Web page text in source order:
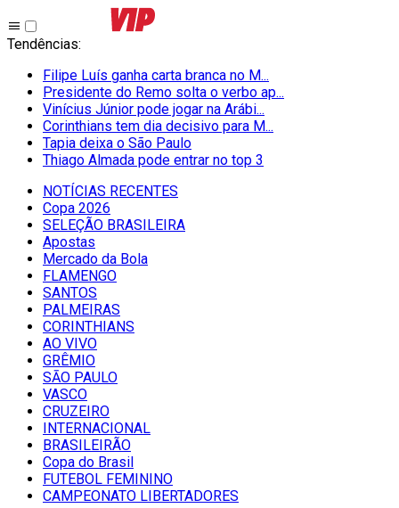
Tendências:
Filipe Luís ganha carta branca no M...
Presidente do Remo solta o verbo ap...
Vinícius Júnior pode jogar na Arábi...
Corinthians tem dia decisivo para M...
Tapia deixa o São Paulo
Thiago Almada pode entrar no top 3
NOTÍCIAS RECENTES
Copa 2026
SELEÇÃO BRASILEIRA
Apostas
Mercado da Bola
FLAMENGO
SANTOS
PALMEIRAS
CORINTHIANS
AO VIVO
GRÊMIO
SĀO PAULO
VASCO
CRUZEIRO
INTERNACIONAL
BRASILEIRÃO
Copa do Brasil
FUTEBOL FEMININO
CAMPEONATO LIBERTADORES